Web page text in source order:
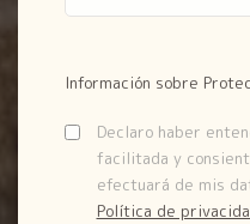
Información sobre
Declaro haber
facilitada y
efectuará de mis
Política de